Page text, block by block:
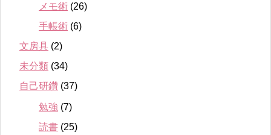
メモ術 (26)
手帳術 (6)
文房具 (2)
未分類 (34)
自己研鑽 (37)
勉強 (7)
読書 (25)